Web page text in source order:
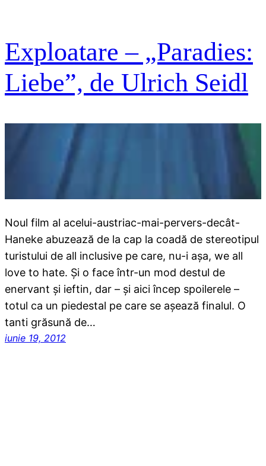
Exploatare – „Paradies:
Liebe”, de Ulrich Seidl
Noul film al acelui-austriac-mai-pervers-decât-
Haneke abuzează de la cap la coadă de stereotipul
turistului de all inclusive pe care, nu-i aşa, we all
love to hate. Şi o face într-un mod destul de
enervant şi ieftin, dar – şi aici încep spoilerele –
totul ca un piedestal pe care se aşează finalul. O
tanti grăsună de…
iunie 19, 2012